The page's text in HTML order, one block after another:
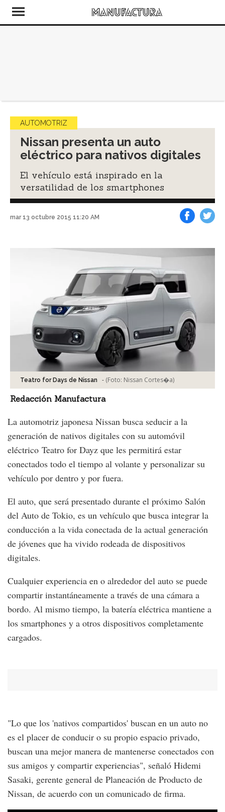
AUTOMOTRIZ
Nissan presenta un auto
eléctrico para nativos digitales
El vehículo está inspirado en la
versatilidad de los smartphones
mar 13 octubre 2015 11:20 AM
Teatro for Days de Nissan - (Foto: Nissan Cortes�a)
Redacción Manufactura
La automotriz japonesa Nissan busca seducir a la
generación de nativos digitales con su automóvil
eléctrico Teatro for Dayz que les permitirá estar
conectados todo el tiempo al volante y personalizar su
vehículo por dentro y por fuera.
El auto, que será presentado durante el próximo Salón
del Auto de Tokio, es un vehículo que busca integrar la
conducción a la vida conectada de la actual generación
de jóvenes que ha vivido rodeada de dispositivos
digitales.
Cualquier experiencia en o alrededor del auto se puede
compartir instantáneamente a través de una cámara a
bordo. Al mismo tiempo, la batería eléctrica mantiene a
los smartphones y a otros dispositivos completamente
cargados.
"Lo que los 'nativos compartidos' buscan en un auto no
es el placer de conducir o su propio espacio privado,
buscan una mejor manera de mantenerse conectados con
sus amigos y compartir experiencias", señaló Hidemi
Sasaki, gerente general de Planeación de Producto de
Nissan, de acuerdo con un comunicado de firma.